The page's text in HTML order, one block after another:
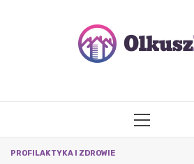
PRIMARY
PROFILAKTYKA I ZDROWIE